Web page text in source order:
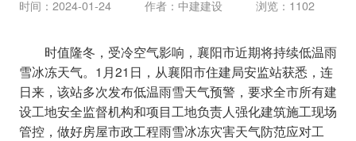
时间：2024-01-24 作者：中建建设 浏览：1102
时值隆冬，受冷空气影响，襄阳市近期将持续低温雨
雪冰冻天气。1月21日，从襄阳市住建局安监站获悉，连
日来，该站多次发布低温雨雪天气预警，要求全市所有建
设工地安全监督机构和项目工地负责人强化建筑施工现场
管控，做好房屋市政工程雨雪冰冻灾害天气防范应对工